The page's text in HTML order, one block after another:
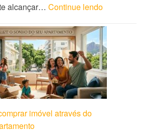
alcançar… Continue lendo
imóvel através do